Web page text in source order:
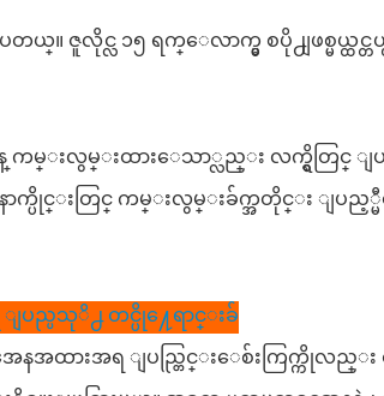
လိုင္လ ၁၅ ရက္ေလာက္မွ စပို႕ျဖစ္မယ္ထင္တ
န္ ကမ္းလွမ္းထားေသာ္လည္း လက္ရွိတြင္ ျ
နာက္ပိုင္းတြင္ ကမ္းလွမ္းခ်က္အတိုင္း ျပည့္
ပည္ပသုိ႕ တင္ပို႔ေရာင္းခ်
အထားအရ ျပည္တြင္းေစ်းကြက္ကိုလည္